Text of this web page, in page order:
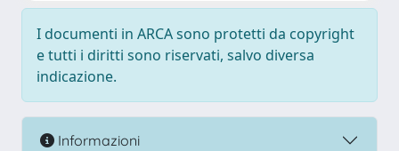
I documenti in ARCA sono protetti da copyright
e tutti i diritti sono riservati, salvo diversa
indicazione.
Informazioni